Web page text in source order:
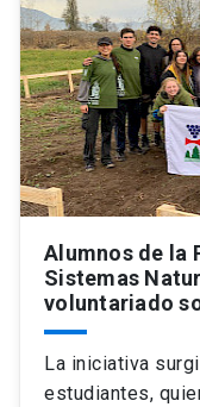
Alumnos de la
Sistemas
voluntariado
La iniciativa
estudiantes,